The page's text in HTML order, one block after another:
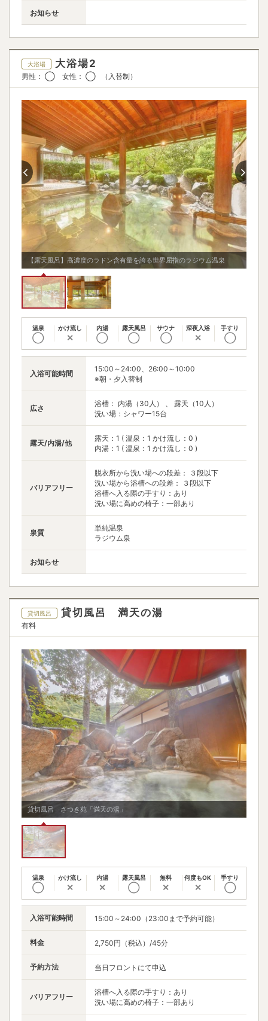
お知らせ
大浴場 大浴場2
男性： ◯ 女性： ◯ （入替制）
【露天風呂】高濃度のラドン含有量を誇る世界屈指のラジウム温泉
温泉
◯
かけ流し
✕
内湯
◯
露天風呂
◯
サウナ
◯
深夜入浴
✕
手すり
◯
入浴可能時間
15:00～24:00、26:00～10:00
※朝・夕入替制
広さ
浴槽： 内湯（30人） 、 露天（10人）
洗い場：シャワー15台
露天/内湯/他
露天：1 ( 温泉：1 かけ流し：0 )
内湯：1 ( 温泉：1 かけ流し：0 )
バリアフリー
脱衣所から洗い場への段差： ３段以下
洗い場から浴槽への段差： ３段以下
浴槽へ入る際の手すり：あり
洗い場に高めの椅子：一部あり
泉質
単純温泉
ラジウム泉
お知らせ
貸切風呂 貸切風呂 満天の湯
有料
貸切風呂 さつき苑「満天の湯」
温泉
◯
かけ流し
✕
内湯
✕
露天風呂
◯
無料
✕
何度もOK
✕
手すり
◯
入浴可能時間 15:00～24:00（23:00まで予約可能）
料金 2,750円（税込）/45分
予約方法 当日フロントにて申込
バリアフリー
浴槽へ入る際の手すり：あり
洗い場に高めの椅子：一部あり